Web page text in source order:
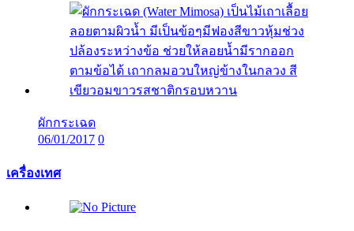
ผักกระเฉด
06/01/2017 0
เครื่องเทศ